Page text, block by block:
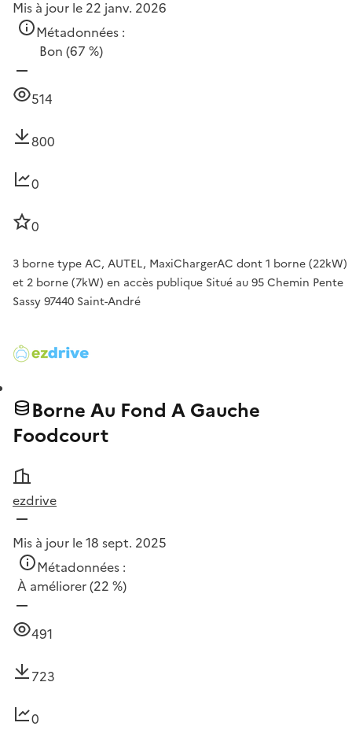
Mis à jour le 22 janv. 2026
Métadonnées :
Bon (67 %)
514
800
0
0
3 borne type AC, AUTEL, MaxiChargerAC dont 1 borne (22kW)
et 2 borne (7kW) en accès publique Situé au 95 Chemin Pente
Sassy 97440 Saint-André
Borne Au Fond A Gauche
Foodcourt
ezdrive
Mis à jour le 18 sept. 2025
Métadonnées :
À améliorer(22 %)
491
723
0